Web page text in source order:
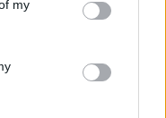
my
wobec cierpienia
wykorzystywania w